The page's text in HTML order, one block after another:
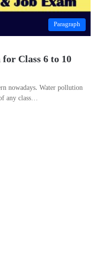
Paragraph
Class 6 to 10
nowadays. Water pollution
any class…